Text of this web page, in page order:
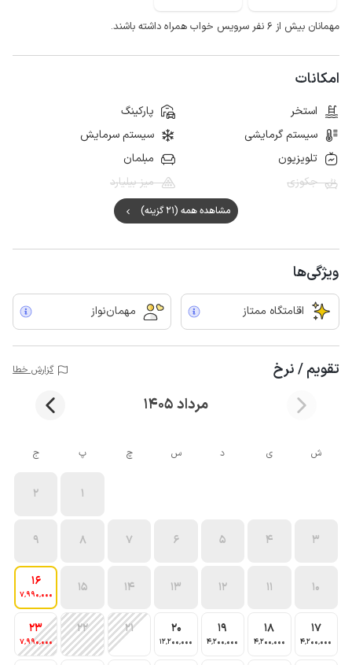
مهمانان بیش از ۶ نفر سرویس خواب همراه داشته باشند.
امکانات
استخر
پارکینگ
سیستم گرمایشی
سیستم سرمایش
تلویزیون
مبلمان
جکوزی
میز بیلیارد
مشاهده همه (21 گزینه)
ویژگی‌ها
اقامتگاه ممتاز مهمان‌نواز
تقویم / نرخ گزارش خطا
مرداد 1405
ش ی د س چ پ ج
1
2
3
4
5
6
7
8
9
10
11
12
13
14
15
16
7٬990٬000
17
4٬200٬000
18
4٬200٬000
19
4٬200٬000
20
12٬200٬000
21
22
23
7٬990٬000